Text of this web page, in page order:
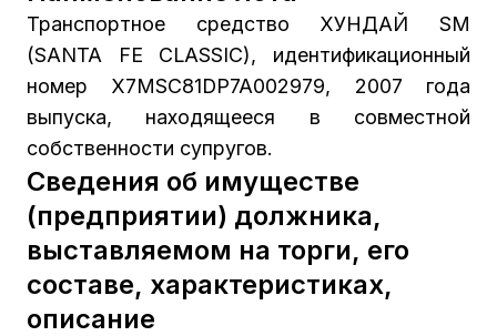
Транспортное средство ХУНДАЙ SМ
(SАNТА FЕ СLАSSIС), идентификационный
номер X7MSC81DP7A002979, 2007 года
выпуска, находящееся в совместной
собственности супругов.
Сведения об имуществе
(предприятии) должника,
выставляемом на торги, его
составе, характеристиках,
описание